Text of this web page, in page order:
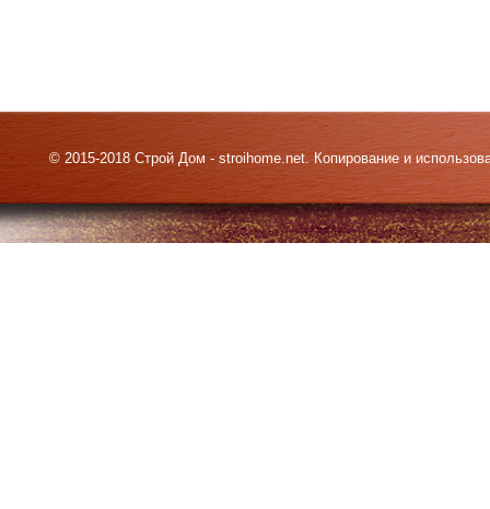
© 2015-2018 Строй Дом - stroihome.net. Копирование и